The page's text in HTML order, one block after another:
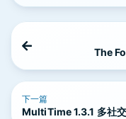
The
下一篇
MultiTime 1.3.1 多社